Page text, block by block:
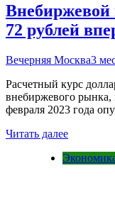
Внебиржевой
72 рублей
Вечерняя Москва3
Расчетный курс
внебиржевого рынка,
февраля 2023 года
Читать далее